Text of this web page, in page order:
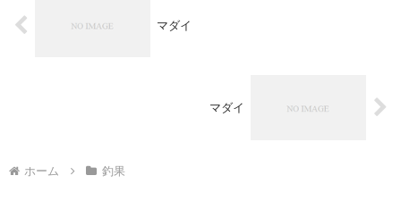
マダイ
マダイ
ホーム 釣果